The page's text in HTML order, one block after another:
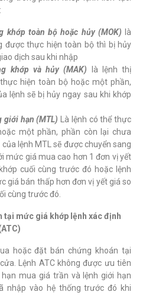
khớp toàn bộ hoặc hủy (MOK) là
được thực hiện toàn bộ thì bị hủy
dịch sau khi nhập
khớp và hủy (MAK)
là lệnh thị
hiện toàn bộ hoặc một phần,
lệnh sẽ bị hủy ngay sau khi khớp
giới hạn (MTL) Là lệnh có thể thực
một phần, phần còn lại chưa
lệnh MTL sẽ được chuyển sang
mức giá mua cao hơn 1 đơn vị yết
cuối cùng trước đó hoặc lệnh
giá bán thấp hơn đơn vị yết giá so
cùng trước đó.
tại mức giá khớp lệnh xác định
hoặc đặt bán chứng khoán tại
Lệnh ATC không được ưu tiên
mua giá trần và lệnh giới hạn
nhập vào hệ thống trước đó khi